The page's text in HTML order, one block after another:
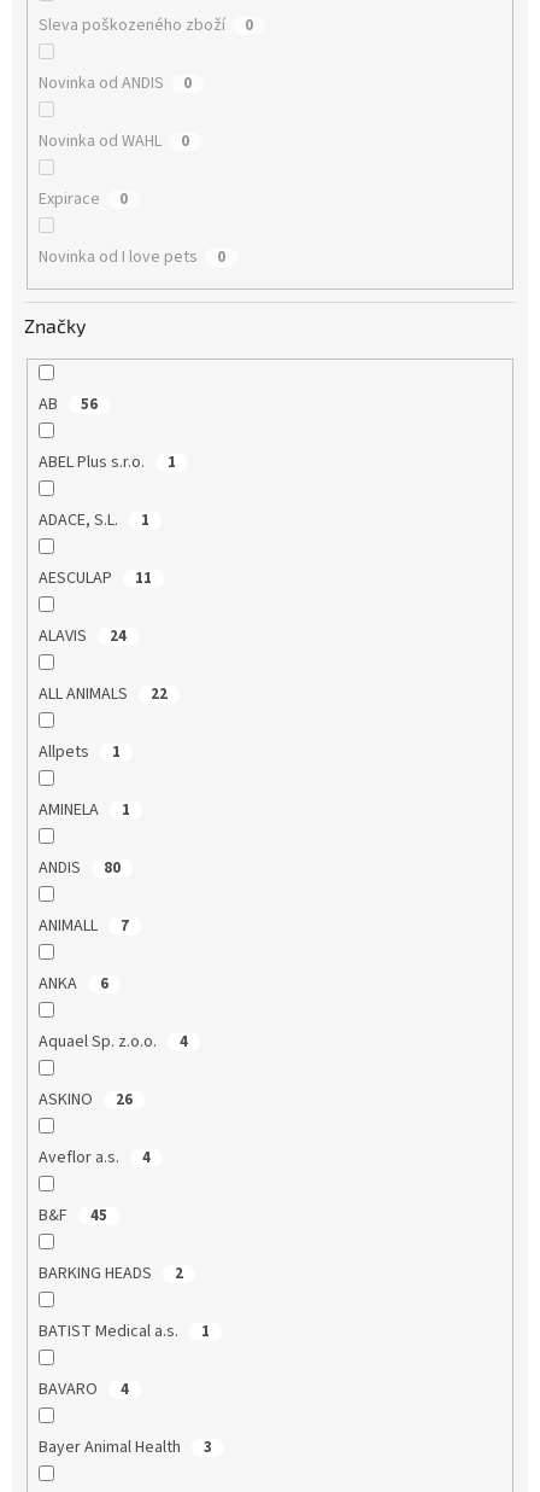
Sleva poškozeného zboží 0
Novinka od ANDIS 0
Novinka od WAHL 0
Expirace 0
Novinka od I love pets 0
Značky
AB 56
ABEL Plus s.r.o. 1
ADACE, S.L. 1
AESCULAP 11
ALAVIS 24
ALL ANIMALS 22
Allpets 1
AMINELA 1
ANDIS 80
ANIMALL 7
ANKA 6
Aquael Sp. z.o.o. 4
ASKINO 26
Aveflor a.s. 4
B&F 45
BARKING HEADS 2
BATIST Medical a.s. 1
BAVARO 4
Bayer Animal Health 3